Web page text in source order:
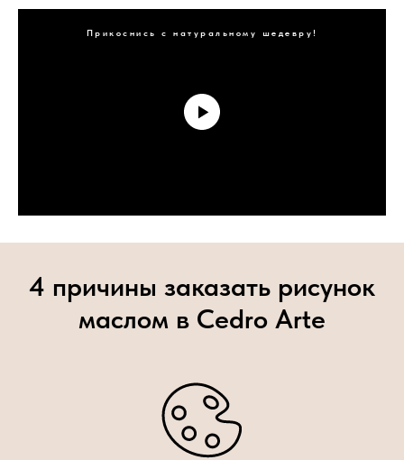
Прикоснись с натуральному шедевру!
4 причины заказать рисунок
маслом в Cedro Arte